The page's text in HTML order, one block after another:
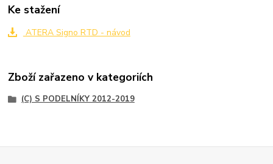
Ke stažení
ATERA Signo RTD - návod
Zboží zařazeno v kategoriích
(C) S PODELNÍKY 2012-2019